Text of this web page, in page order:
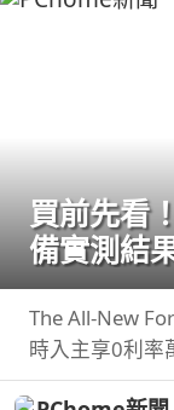
買前先看
備實測結
The All-New
時入主享0利率
貨物稅減徵補